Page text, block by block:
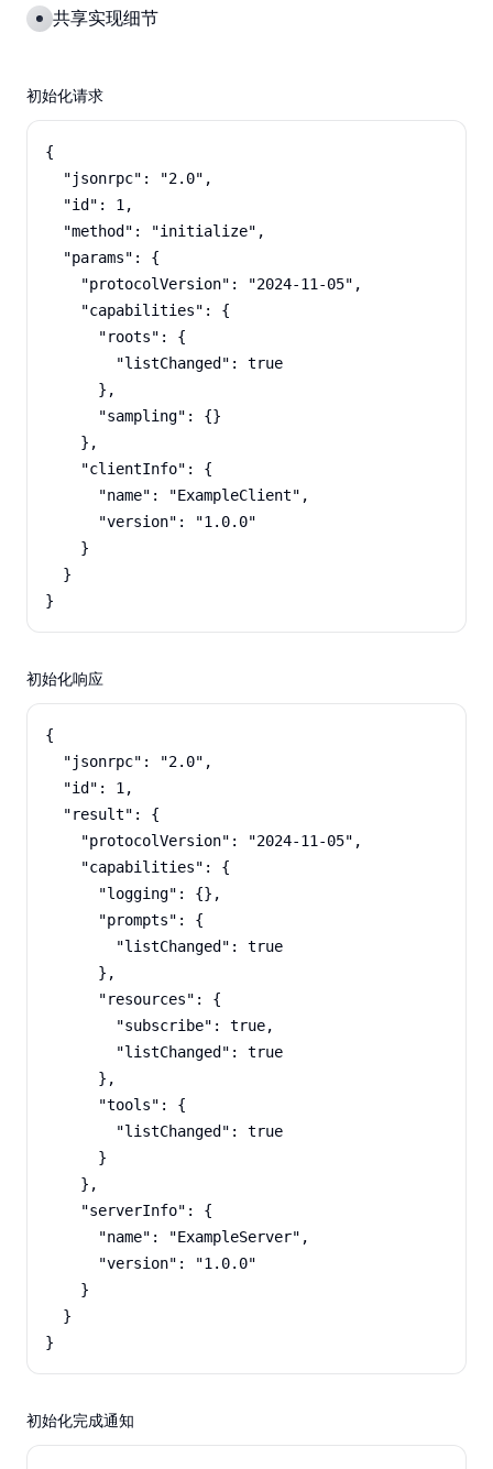
共享实现细节
初始化请求
{
  "jsonrpc": "2.0",
  "id": 1,
  "method": "initialize",
  "params": {
    "protocolVersion": "2024-11-05",
    "capabilities": {
      "roots": {
        "listChanged": true
      },
      "sampling": {}
    },
    "clientInfo": {
      "name": "ExampleClient",
      "version": "1.0.0"
    }
  }
}
初始化响应
{
  "jsonrpc": "2.0",
  "id": 1,
  "result": {
    "protocolVersion": "2024-11-05",
    "capabilities": {
      "logging": {},
      "prompts": {
        "listChanged": true
      },
      "resources": {
        "subscribe": true,
        "listChanged": true
      },
      "tools": {
        "listChanged": true
      }
    },
    "serverInfo": {
      "name": "ExampleServer",
      "version": "1.0.0"
    }
  }
}
初始化完成通知